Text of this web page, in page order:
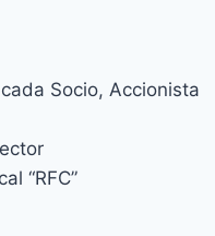
Socio, Accionista
“RFC”